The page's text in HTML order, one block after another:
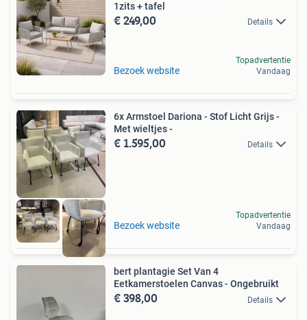
1zits + tafel
€ 249,00 Details
Bezoek website
Topadvertentie
Vandaag
6x Armstoel Dariona - Stof Licht Grijs -
Met wieltjes -
€ 1.595,00 Details
Bezoek website
Topadvertentie
Vandaag
bert plantagie Set Van 4
Eetkamerstoelen Canvas - Ongebruikt
€ 398,00 Details